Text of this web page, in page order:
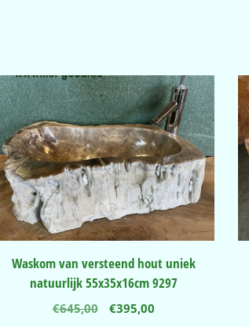
Waskom van versteend hout uniek
natuurlijk 55x35x16cm 9297
€645,00
Oorspronkelijke
€395,00Huidige